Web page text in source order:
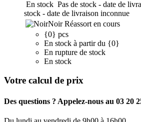
En stock Pas de stock - date de
stock - date de livraison inconnue
Noir Réassort en cours
{0} pcs
En stock à partir du {0}
En rupture de stock
En stock
Votre calcul de prix
Des questions ? Appelez-nous au 03 20